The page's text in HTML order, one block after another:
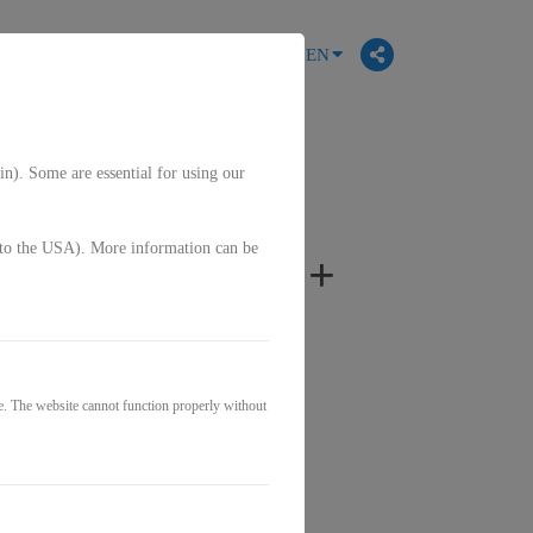
EN
Leben..." +
Some are essential for using our
the USA). More information can be
The website cannot function properly without